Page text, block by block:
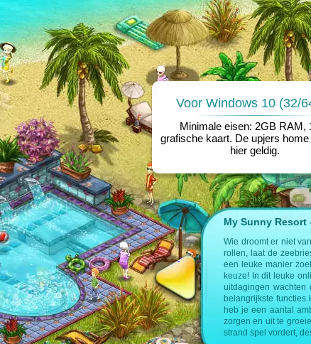
de volgende pagina’s:
spel
My Sunny Resort
Wie droomt er niet
rollen, laat de
een leuke manier
keuze! In dit leuke
uitdagingen
belangrijkste
heb je een aantal
zorgen en uit te
strand spel vordert,
Voor Windows 10 (32/
Minimale eisen: 2GB RAM,
grafische kaart. De upjers home
hier geldig.